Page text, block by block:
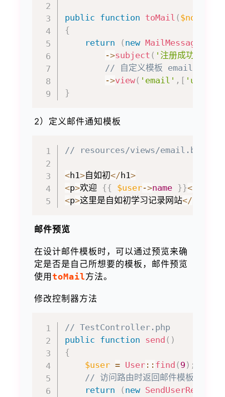
public function toMail (
{
return
( new MailMessage
->subject ( '注册成功'
// 自定义模板 email
->view( 'email' , [ 'user'
}
2）定义邮件通知模板
// resources/views/
<h1>自如初</ h1>
<p>欢迎 {{ $user->name }}</
<p>这里是自如初学习记录网站</
邮件预览
在设计邮件模板时，可以通过预览来确
定是否是自己所想要的模板，邮件预览
使用 toMail方法。
修改控制器方法
// TestController.php
public function send ( )
{
$user = User:: find ( 9 ) ;
// 访问路由时返回邮件模板
return
( new